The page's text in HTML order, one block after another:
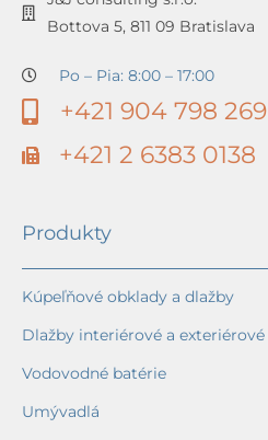
Bottova 5, 811 09 Bratislava
Po – Pia: 8:00 – 17:00
+421 904 798 269
+421 2 6383 0138
Produkty
Kúpeľňové obklady a dlažby
Dlažby interiérové a exteriérové
Vodovodné batérie
Umývadlá